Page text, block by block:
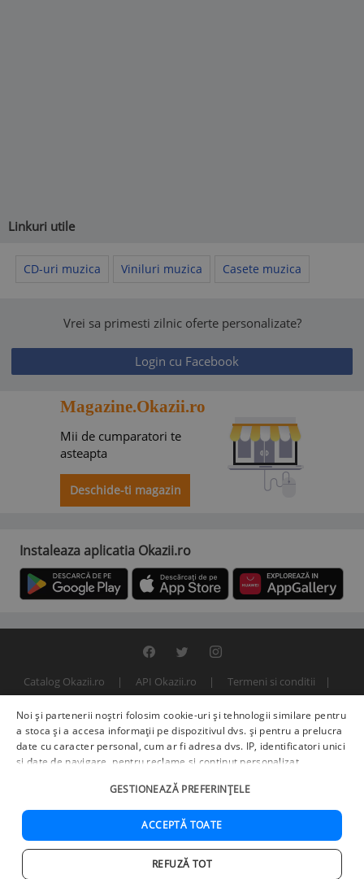
Linkuri utile
CD-uri muzica Viniluri muzica Casete muzica
Vrei sa primesti zilnic oferte personalizate?
Login cu Facebook
Magazine.Okazii.ro
Mii de cumparatori te
asteapta
Deschide-ti magazin
Instaleaza aplicatia Okazii.ro
Catalog Okazii.ro API Okazii.ro
Termeni si conditii
© 2000 - 2026 S.C. BITFACTOR S.R.L.
Noi și partenerii noștri folosim cookie-uri și tehnologii similare pentru
a stoca și a accesa informații pe dispozitivul dvs. și pentru a prelucra
date cu caracter personal, cum ar fi adresa dvs. IP, identificatori unici
și date de navigare, pentru reclame și conținut personalizat,
îmbunătățirea serviciilor.Furnizori terți (225)pot, de asemenea,
prelucra datele dvs. în aceste și alte scopuri, inclusiv folosind date
precise de geolocalizare și caracteristici ale dispozitivului. Opțiunile
dvs. se aplică doar acestui site web. Unii furnizori se pot baza pe
interes legitim în loc de consimțământ; aveți dreptul să vă opuneți în
. Vă puteți retrage consimțământul în orice
GESTIONEAZĂ PREFERINȚELE
ACCEPTĂ TOATE
REFUZĂ TOT